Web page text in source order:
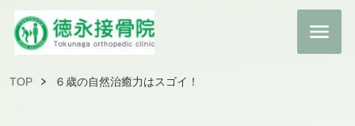
TOP ６歳の自然治癒力はスゴイ！